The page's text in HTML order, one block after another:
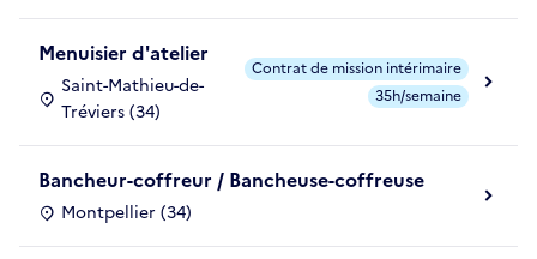
Menuisier d'atelier
Saint-Mathieu-de-
Tréviers (34)
Contrat de mission intérimaire
35h/semaine
Bancheur-coffreur / Bancheuse-coffreuse
Montpellier (34)